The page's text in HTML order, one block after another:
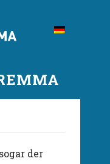
der